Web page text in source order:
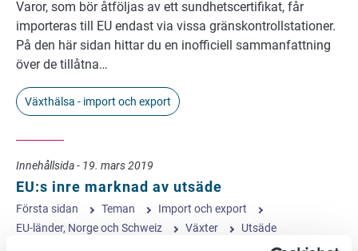
Varor, som bör åtföljas av ett sundhetscertifikat, får
importeras till EU endast via vissa gränskontrollstationer.
På den här sidan hittar du en inofficiell sammanfattning
över de tillåtna…
Växthälsa - import och export
Innehållsida - 19. mars 2019
EU:s inre marknad av utsäde
Första sidan Teman
Import och export
EU-länder, Norge och Schweiz
Växter Utsäde